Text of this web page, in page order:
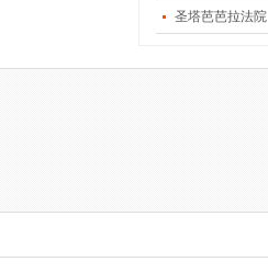
圣塔芭芭拉法院